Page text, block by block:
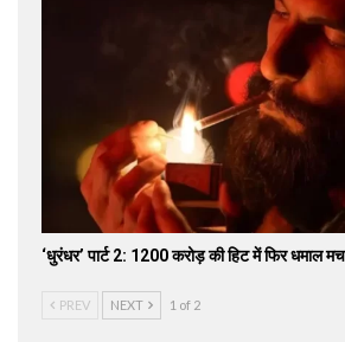
‘धुरंधर’ पार्ट 2: 1200 करोड़ की हिट में फिर धमाल
PREV NEXT 1 of 2